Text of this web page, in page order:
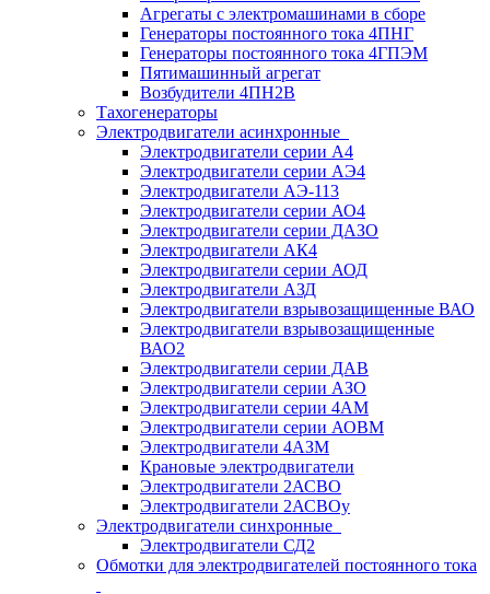
Агрегаты с электромашинами в сборе
Генераторы постоянного тока 4ПНГ
Генераторы постоянного тока 4ГПЭМ
Пятимашинный агрегат
Возбудители 4ПН2В
Тахогенераторы
Электродвигатели асинхронные
Электродвигатели серии А4
Электродвигатели серии АЭ4
Электродвигатели АЭ-113
Электродвигатели серии АО4
Электродвигатели серии ДАЗО
Электродвигатели АК4
Электродвигатели серии АОД
Электродвигатели АЗД
Электродвигатели взрывозащищенные ВАО
Электродвигатели взрывозащищенные
ВАО2
Электродвигатели серии ДАВ
Электродвигатели серии АЗО
Электродвигатели серии 4АМ
Электродвигатели серии АОВМ
Электродвигатели 4АЗМ
Крановые электродвигатели
Электродвигатели 2АСВО
Электродвигатели 2АСВОу
Электродвигатели синхронные
Электродвигатели СД2
Обмотки для электродвигателей постоянного тока